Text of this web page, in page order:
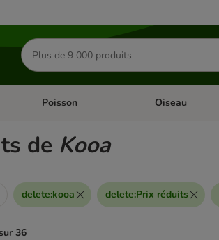
Rechercher
des
produits
Dérouler les catégories: Rongeur & Co
Poisson Dérouler les
Oiseau
de Kooa
delete:kooa delete:Prix réduits
36